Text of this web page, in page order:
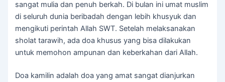
sangat mulia dan penuh berkah. Di bulan ini umat muslim
di seluruh dunia beribadah dengan lebih khusyuk dan
mengikuti perintah Allah SWT. Setelah melaksanakan
sholat tarawih, ada doa khusus yang bisa dilakukan
untuk memohon ampunan dan keberkahan dari Allah.
Doa kamilin adalah doa yang amat sangat dianjurkan